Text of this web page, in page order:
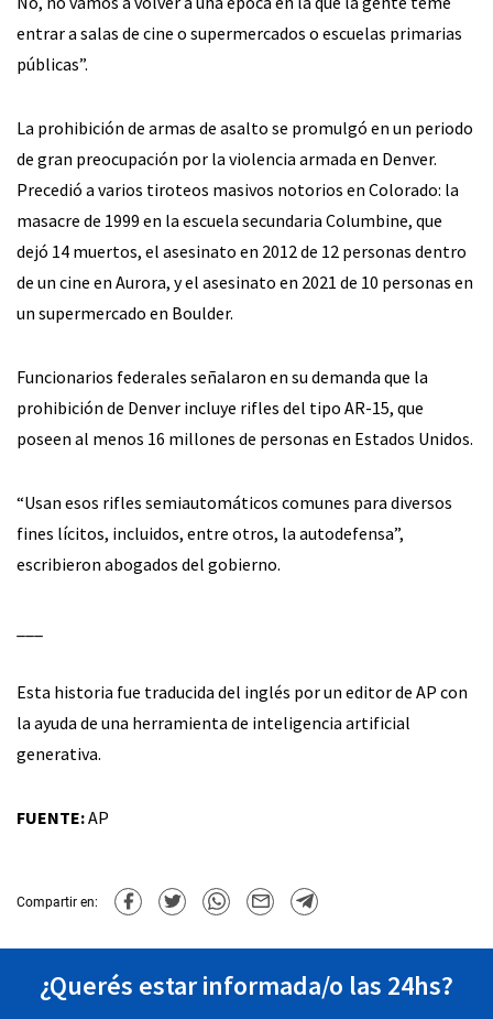
entrar a salas de cine o supermercados o escuelas primarias
públicas”.
La prohibición de armas de asalto se promulgó en un periodo
de gran preocupación por la violencia armada en Denver.
Precedió a varios tiroteos masivos notorios en Colorado: la
masacre de 1999 en la escuela secundaria Columbine, que
dejó 14 muertos, el asesinato en 2012 de 12 personas dentro
de un cine en Aurora, y el asesinato en 2021 de 10 personas en
un supermercado en Boulder.
Funcionarios federales señalaron en su demanda que la
prohibición de Denver incluye rifles del tipo AR-15, que
poseen al menos 16 millones de personas en Estados Unidos.
“Usan esos rifles semiautomáticos comunes para diversos
fines lícitos, incluidos, entre otros, la autodefensa”,
escribieron abogados del gobierno.
Esta historia fue traducida del inglés por un editor de AP con
la ayuda de una herramienta de inteligencia artificial
generativa.
FUENTE:AP
Compartir en:
¿Querés estar informada/o las 24hs?